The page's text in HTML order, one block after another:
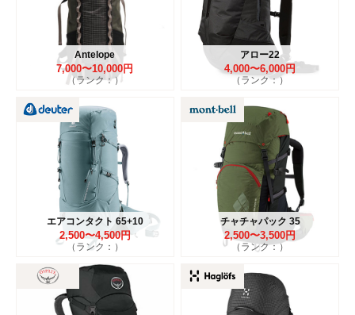
Antelope
7,000〜10,000円
（ランク：）
アロー22
4,000〜6,000円
（ランク：）
エアコンタクト 65+10
2,500〜4,500円
（ランク：）
チャチャパック 35
2,500〜3,500円
（ランク：）